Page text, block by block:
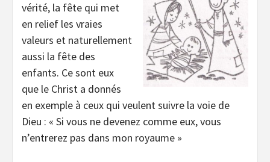
vérité, la fête qui met
en relief les vraies
valeurs et naturellement
aussi la fête des
enfants. Ce sont eux
que le Christ a donnés
en exemple à ceux qui veulent suivre la voie de
Dieu : « Si vous ne devenez comme eux, vous
n’entrerez pas dans mon royaume »